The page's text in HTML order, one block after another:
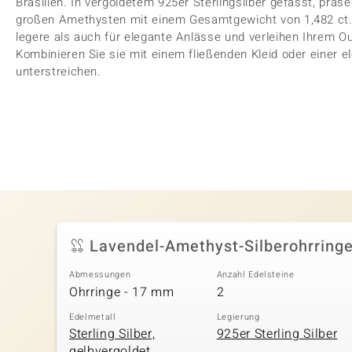
großen Amethysten mit einem Gesamtgewicht von 1,482
legere als auch für elegante Anlässe und verleihen Ihrem
Kombinieren Sie sie mit einem fließenden Kleid oder einer
unterstreichen.
Lavendel-Amethyst-
Abmessungen
Ohrringe - 17 mm
Anzahl Edelsteine
2
Edelmetall
Sterling Silber,
Legierung
925er Sterling Silber